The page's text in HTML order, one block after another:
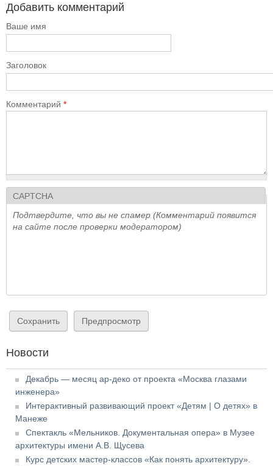
Добавить комментарий
Ваше имя
Заголовок
Комментарий *
CAPTCHA
Подтвердите, что вы не спамер (Комментарий появится
на сайте после проверки модератором)
Новости
Декабрь — месяц ар-деко от проекта «Москва глазами
инженера»
Интерактивный развивающий проект «Детям | О детях» в
Манеже
Спектакль «Мельников. Документальная опера» в Музее
архитектуры имени А.В. Щусева
Курс детских мастер-классов «Как понять архитектуру».